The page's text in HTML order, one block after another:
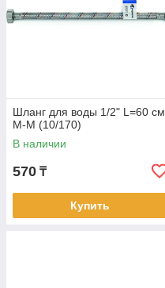
Шланг для воды 1/2" L=60 см
М-М (10/170)
В наличии
570 ₸
Купить